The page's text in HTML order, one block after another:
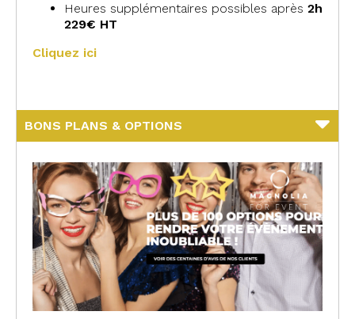
Heures supplémentaires possibles après 2h
229€ HT
Cliquez ici
BONS PLANS & OPTIONS